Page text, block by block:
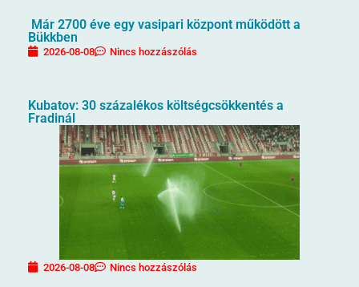
Már 2700 éve egy vasipari központ működött a
Bükkben
2026-08-08 Nincs hozzászólás
Kubatov: 30 százalékos költségcsökkentés a
Fradinál
2026-08-08 Nincs hozzászólás